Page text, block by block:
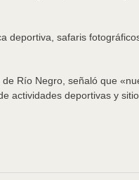
deportiva, safaris
Río Negro, señaló que
actividades deportivas y